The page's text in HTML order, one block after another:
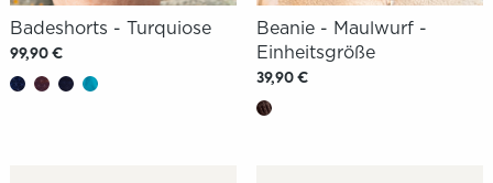
Badeshorts - Turquiose
99,90 €
Beanie - Maulwurf -
Einheitsgröße
39,90 €